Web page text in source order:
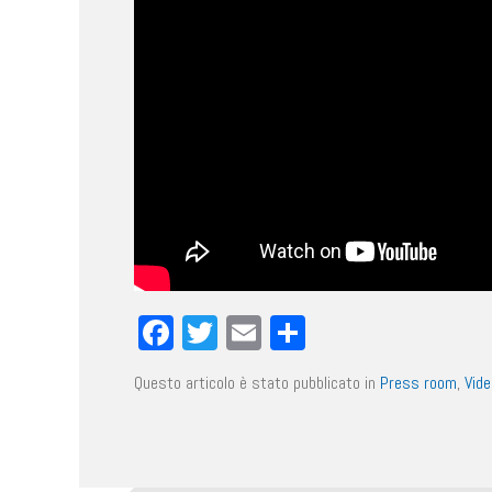
Facebook
Twitter
Email
Questo articolo è stato pubblicato in Press room,